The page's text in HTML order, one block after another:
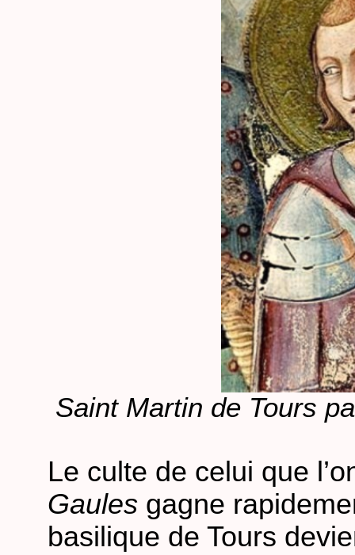
Saint Martin de Tours
Le culte de celui que
Gaulesgagne
basilique de Tours